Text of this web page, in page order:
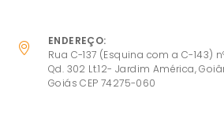
ENDEREÇO:
Rua C-137 (Esquina com a C-143) nº
Qd. 302 Lt.12- Jardim América,
Goiás CEP 74275-060